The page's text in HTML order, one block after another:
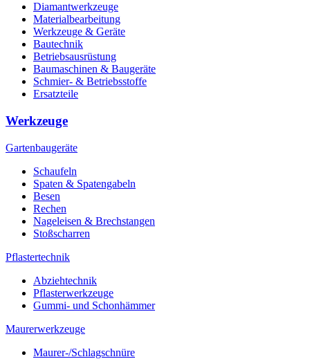
Diamantwerkzeuge
Materialbearbeitung
Werkzeuge & Geräte
Bautechnik
Betriebsausrüstung
Baumaschinen & Baugeräte
Schmier- & Betriebsstoffe
Ersatzteile
Werkzeuge
Gartenbaugeräte
Schaufeln
Spaten & Spatengabeln
Besen
Rechen
Nageleisen & Brechstangen
Stoßscharren
Pflastertechnik
Abziehtechnik
Pflasterwerkzeuge
Gummi- und Schonhämmer
Maurerwerkzeuge
Maurer-/Schlagschnüre